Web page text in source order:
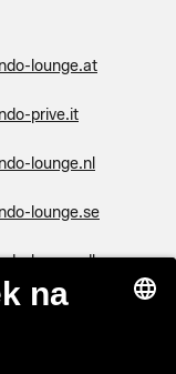
lounge.at
prive.it
lounge.nl
lounge.se
lounge.dk
lounge.pl